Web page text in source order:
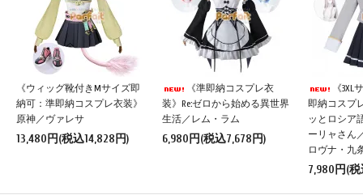
《ウィッグ靴付きMサイズ即
納可：準即納コスプレ衣装》
原神／ヴァレサ
13,480円(税込14,828円)
《準即納コスプレ衣
装》Re:ゼロから始める異世界
生活／レム・ラム
6,980円(税込7,678円)
《
即納コスプ
ッとロシア
ーリャさん
ロヴナ・九
7,980円(